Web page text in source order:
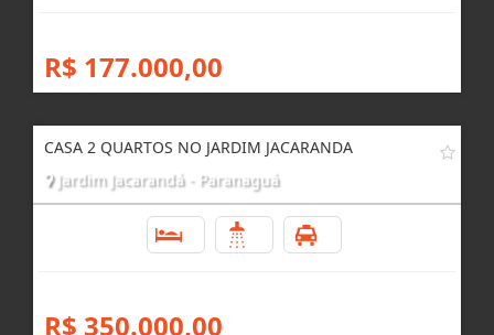
R$ 177.000,00
CASA 2 QUARTOS NO JARDIM JACARANDA
Jardim Jacarandá - Paranaguá
R$ 350.000,00